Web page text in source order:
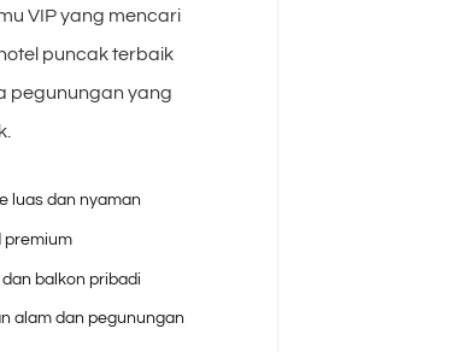
VIP yang mencari
puncak terbaik
pegunungan yang
luas dan nyaman
premium
balkon pribadi
alam dan pegunungan